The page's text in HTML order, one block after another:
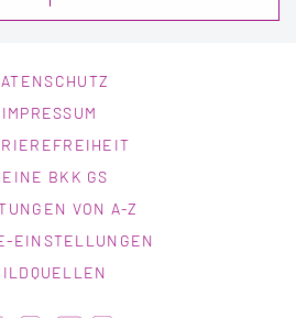
IMPRESSUM
BKK GS
VON A-Z
EINSTELLUNGEN